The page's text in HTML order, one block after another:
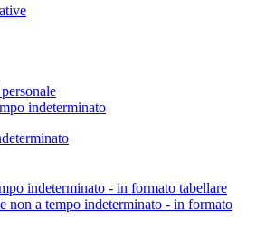
indeterminato
indeterminato - in formato tabellare
non a tempo indeterminato - in formato